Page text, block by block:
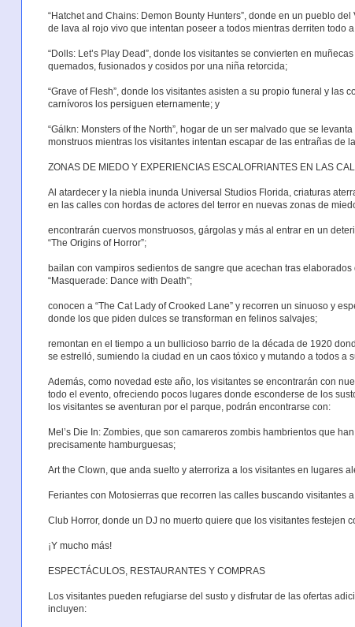
“Hatchet and Chains: Demon Bounty Hunters”, donde en un pueblo
de lava al rojo vivo que intentan poseer a todos mientras derriten todo
“Dolls: Let’s Play Dead”, donde los visitantes se convierten en
quemados, fusionados y cosidos por una niña retorcida;
“Grave of Flesh”, donde los visitantes asisten a su propio funeral y las
carnívoros los persiguen eternamente; y
“Gálkn: Monsters of the North”, hogar de un ser malvado que se
monstruos mientras los visitantes intentan escapar de las entrañas de
ZONAS DE MIEDO Y EXPERIENCIAS ESCALOFRIANTES EN LAS
Al atardecer y la niebla inunda Universal Studios Florida, criaturas
en las calles con hordas de actores del terror en nuevas zonas de
encontrarán cuervos monstruosos, gárgolas y más al entrar en un
“The Origins of Horror”;
bailan con vampiros sedientos de sangre que acechan tras
“Masquerade: Dance with Death”;
conocen a “The Cat Lady of Crooked Lane” y recorren un sinuoso y
donde los que piden dulces se transforman en felinos salvajes;
remontan en el tiempo a un bullicioso barrio de la década de 1920
se estrelló, sumiendo la ciudad en un caos tóxico y mutando a todos a
Además, como novedad este año, los visitantes se encontrarán con
todo el evento, ofreciendo pocos lugares donde esconderse de los
los visitantes se aventuran por el parque, podrán encontrarse con:
Mel’s Die In: Zombies, que son camareros zombis hambrientos que
precisamente hamburguesas;
Art the Clown, que anda suelto y aterroriza a los visitantes en lugares
Feriantes con Motosierras que recorren las calles buscando visitantes
Club Horror, donde un DJ no muerto quiere que los visitantes festejen
¡Y mucho más!
ESPECTÁCULOS, RESTAURANTES Y COMPRAS
Los visitantes pueden refugiarse del susto y disfrutar de las ofertas
incluyen: